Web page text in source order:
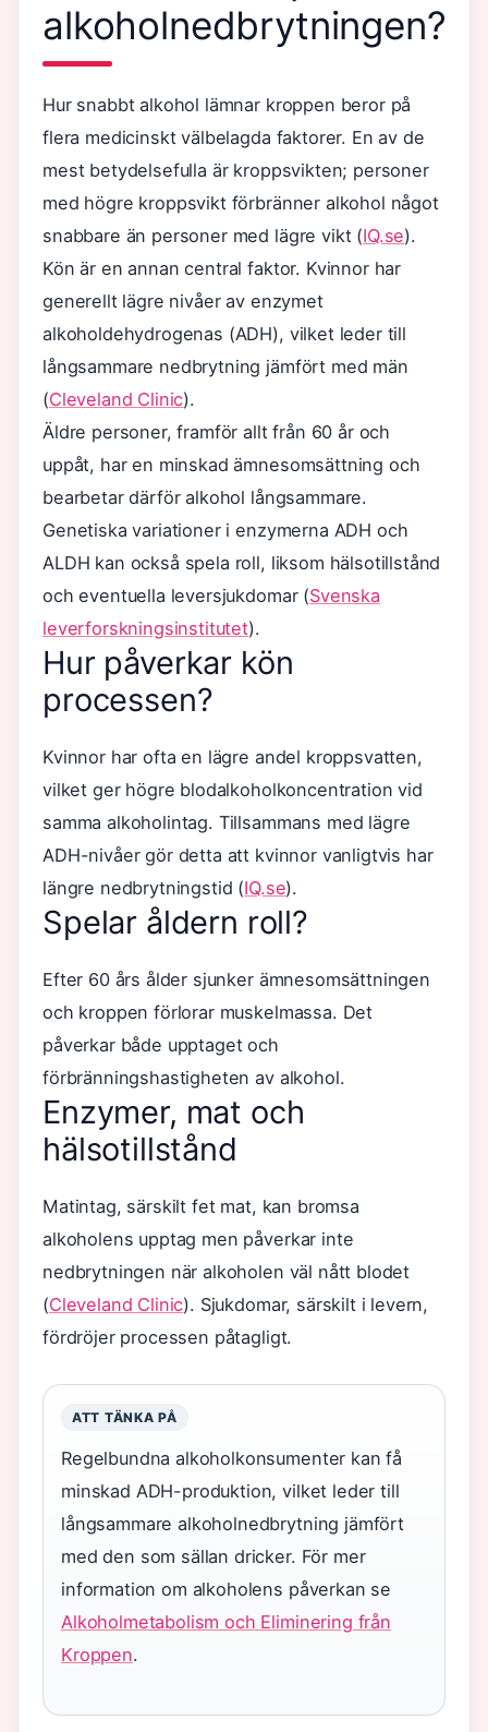
alkoholnedbrytningen?
Hur snabbt alkohol lämnar kroppen beror på
flera medicinskt välbelagda faktorer. En av de
mest betydelsefulla är kroppsvikten; personer
med högre kroppsvikt förbränner alkohol något
snabbare än personer med lägre vikt (IQ.se).
Kön är en annan central faktor. Kvinnor har
generellt lägre nivåer av enzymet
alkoholdehydrogenas (ADH), vilket leder till
långsammare nedbrytning jämfört med män
(Cleveland Clinic).
Äldre personer, framför allt från 60 år och
uppåt, har en minskad ämnesomsättning och
bearbetar därför alkohol långsammare.
Genetiska variationer i enzymerna ADH och
ALDH kan också spela roll, liksom hälsotillstånd
och eventuella leversjukdomar (Svenska
leverforskningsinstitutet).
Hur påverkar kön
processen?
Kvinnor har ofta en lägre andel kroppsvatten,
vilket ger högre blodalkoholkoncentration vid
samma alkoholintag. Tillsammans med lägre
ADH-nivåer gör detta att kvinnor vanligtvis har
längre nedbrytningstid (IQ.se).
Spelar åldern roll?
Efter 60 års ålder sjunker ämnesomsättningen
och kroppen förlorar muskelmassa. Det
påverkar både upptaget och
förbränningshastigheten av alkohol.
Enzymer, mat och
hälsotillstånd
Matintag, särskilt fet mat, kan bromsa
alkoholens upptag men påverkar inte
nedbrytningen när alkoholen väl nått blodet
(Cleveland Clinic). Sjukdomar, särskilt i levern,
fördröjer processen påtagligt.
ATT TÄNKA PÅ
Regelbundna alkoholkonsumenter kan få
minskad ADH-produktion, vilket leder till
långsammare alkoholnedbrytning jämfört
med den som sällan dricker. För mer
information om alkoholens påverkan se
Alkoholmetabolism och Eliminering från
Kroppen.